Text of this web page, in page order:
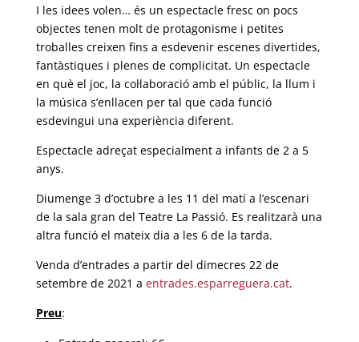
I les idees volen… és un espectacle fresc on pocs
objectes tenen molt de protagonisme i petites
troballes creixen fins a esdevenir escenes divertides,
fantàstiques i plenes de complicitat. Un espectacle
en què el joc, la col·laboració amb el públic, la llum i
la música s’enllacen per tal que cada funció
esdevingui una experiència diferent.
Espectacle adreçat especialment a infants de 2 a 5
anys.
Diumenge 3 d’octubre a les 11 del matí a l’escenari
de la sala gran del Teatre La Passió. Es realitzarà una
altra funció el mateix dia a les 6 de la tarda.
Venda d’entrades a partir del dimecres 22 de
setembre de 2021 a entrades.esparreguera.cat.
Preu: